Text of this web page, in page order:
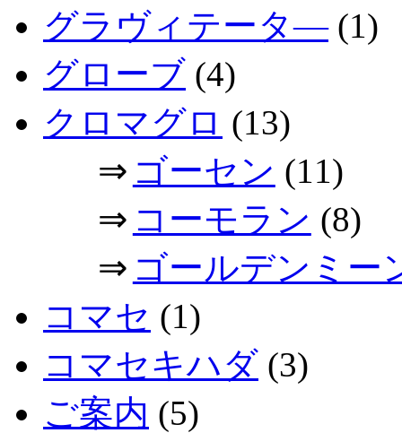
グラヴィテータ―(1)
グローブ (4)
クロマグロ (13)
⇒ ゴーセン (11)
⇒ コーモラン (8)
⇒ ゴールデンミー
コマセ (1)
コマセキハダ (3)
ご案内 (5)